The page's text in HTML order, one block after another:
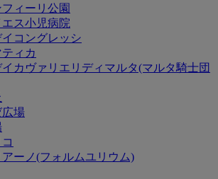
ィーリ公園
ス小児病院
コングレッシ
ィカ
カヴァリエリディマルタ(マルタ騎士団
広場
ーノ(フォルムユリウム)